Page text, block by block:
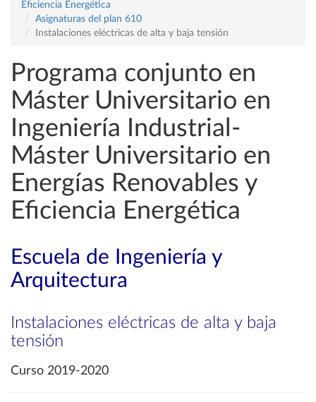
Eficiencia Energética
Asignaturas del plan 610
Instalaciones eléctricas de alta y baja tensión
Programa conjunto en
Máster Universitario en
Ingeniería Industrial-
Máster Universitario en
Energías Renovables y
Eficiencia Energética
Escuela de Ingeniería y
Arquitectura
Instalaciones eléctricas de alta y baja
tensión
Curso 2019-2020